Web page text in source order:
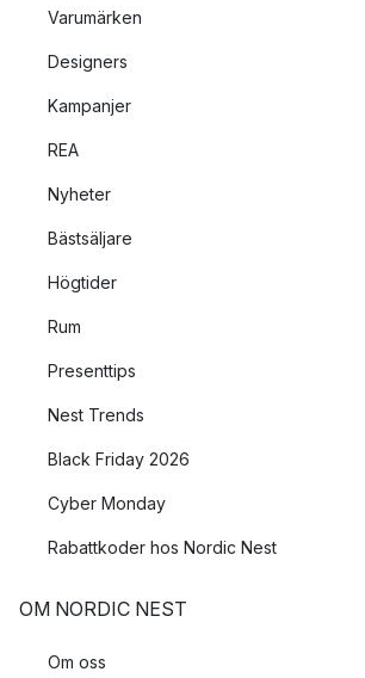
Varumärken
Designers
Kampanjer
REA
Nyheter
Bästsäljare
Högtider
Rum
Presenttips
Nest Trends
Black Friday 2026
Cyber Monday
Rabattkoder hos Nordic Nest
OM NORDIC NEST
Om oss